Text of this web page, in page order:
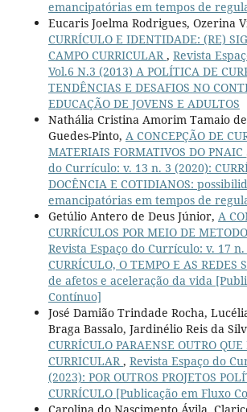
emancipatórias em tempos de
Eucaris Joelma Rodrigues, Ozerina
CURRÍCULO E IDENTIDADE: (RE)
CAMPO CURRICULAR , Revista
Vol.6 N.3 (2013) A POLÍTICA DE
TENDÊNCIAS E DESAFIOS NO
EDUCAÇÃO DE JOVENS E ADULTOS
Nathália Cristina Amorim Tamaio
Guedes-Pinto, A CONCEPÇÃO DE
MATERIAIS FORMATIVOS DO PNAIC
do Currículo: v. 13 n. 3 (2020):
DOCÊNCIA E COTIDIANOS:
emancipatórias em tempos de
Getúlio Antero de Deus Júnior, A
CURRÍCULOS POR MEIO DE
Revista Espaço do Currículo: v. 17 n.
CURRÍCULO, O TEMPO E AS REDES
de afetos e aceleração da vida
Contínuo]
José Damião Trindade Rocha,
Braga Bassalo, Jardinélio Reis da
CURRÍCULO PARAENSE OUTRO
CURRICULAR , Revista Espaço do
(2023): POR OUTROS PROJETOS
CURRÍCULO [Publicação em Fluxo
Carolina do Nascimento Ávila,